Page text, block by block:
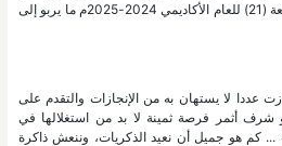
وجه. وقد احتضنت الجامعة في الدفعة (21) للعام الأكاديمي 2024-2025م ما يربو إلى
عددا لا يستهان به من الإنجازات والتقدم على
شرف أثمر فرصة ثمينة لا بد من استغلالها في
... كم هو جميل أن نعيد الذكريات، وننعش ذاكرة